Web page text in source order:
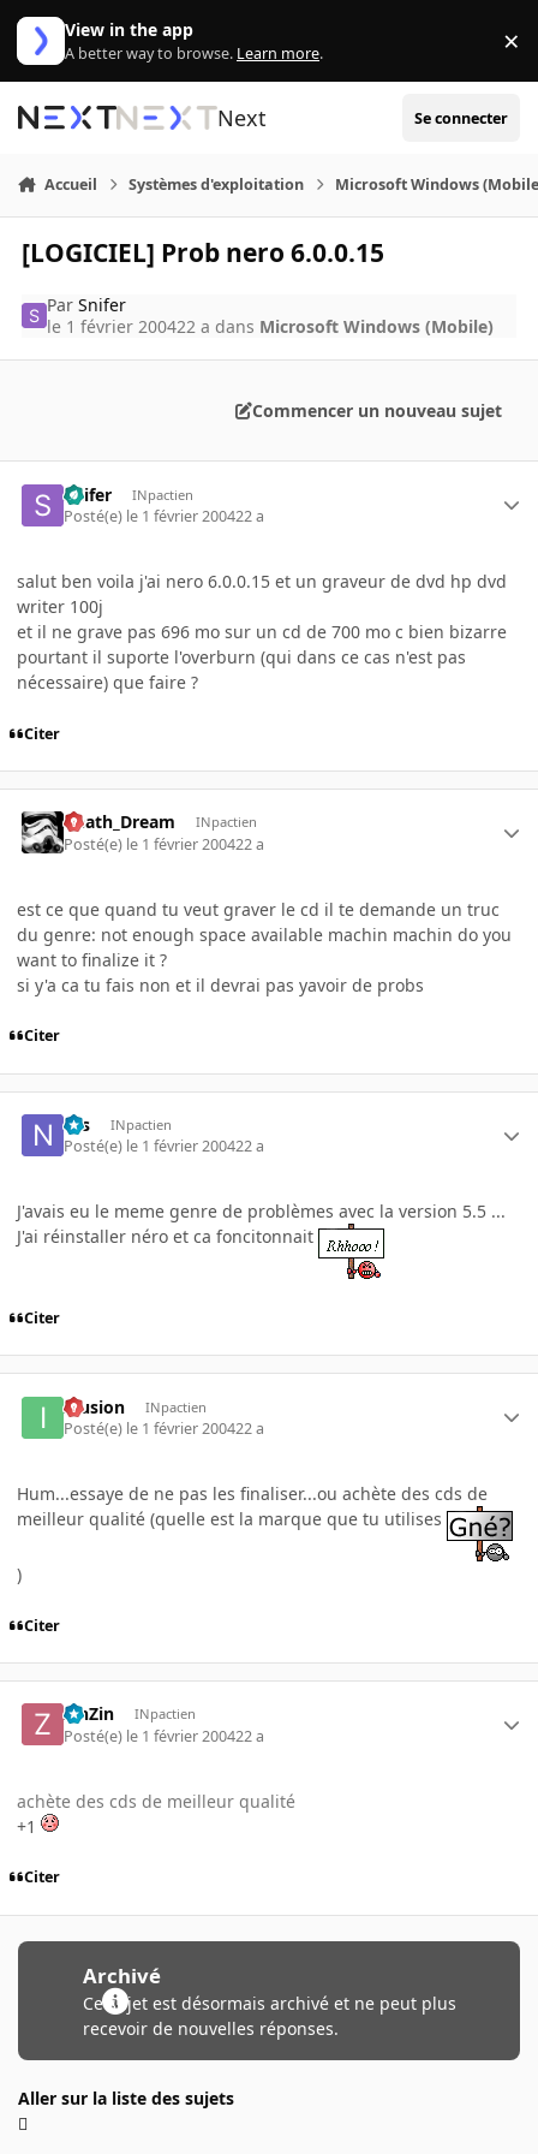
Aller au contenu
View in the app
A better way to browse. Learn more. ×
Next Se connecter
Accueil Systèmes d'exploitation Microsoft Windows
[LOGICIEL] Prob nero 6.0.0.15
ParSnifer
le 1 février 200422 a dans Microsoft Windows (Mobile)
Commencer un nouveau sujet
Snifer INpactien
Posté(e) le 1 février 200422 a
salut ben voila j'ai nero 6.0.0.15 et un graveur de dvd hp dvd
writer 100j
et il ne grave pas 696 mo sur un cd de 700 mo c bien bizarre
pourtant il suporte l'overburn (qui dans ce cas n'est pas
nécessaire) que faire ?
Citer
Death_Dream INpactien
Posté(e) le 1 février 200422 a
est ce que quand tu veut graver le cd il te demande un truc
du genre: not enough space available machin machin do you
want to finalize it ?
si y'a ca tu fais non et il devrai pas yavoir de probs
Citer
Nis INpactien
Posté(e) le 1 février 200422 a
J'avais eu le meme genre de problèmes avec la version 5.5 ...
J'ai réinstaller néro et ca foncitonnait
Citer
Illusion INpactien
Posté(e) le 1 février 200422 a
Hum...essaye de ne pas les finaliser...ou achète des cds de
meilleur qualité (quelle est la marque que tu utilises
)
Citer
ZinZin INpactien
Posté(e) le 1 février 200422 a
achète des cds de meilleur qualité
+1
Citer
Archivé
Ce sujet est désormais archivé et ne peut plus
recevoir de nouvelles réponses.
Aller sur la liste des sujets